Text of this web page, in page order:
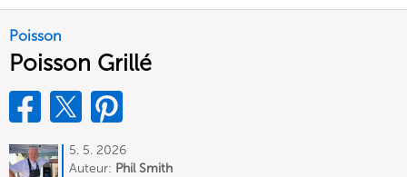
Poisson
Poisson Grillé
5. 5. 2026
Auteur: Phil Smith